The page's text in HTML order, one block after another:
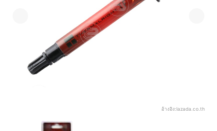
อ้างอิง:lazada.co.th